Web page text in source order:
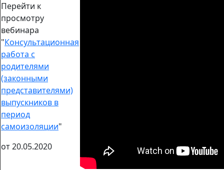
Перейти к
просмотру
вебинара
"Консультационная
работа с
родителями
(законными
представителями)
выпускников в
период
самоизоляции"
от 20.05.2020